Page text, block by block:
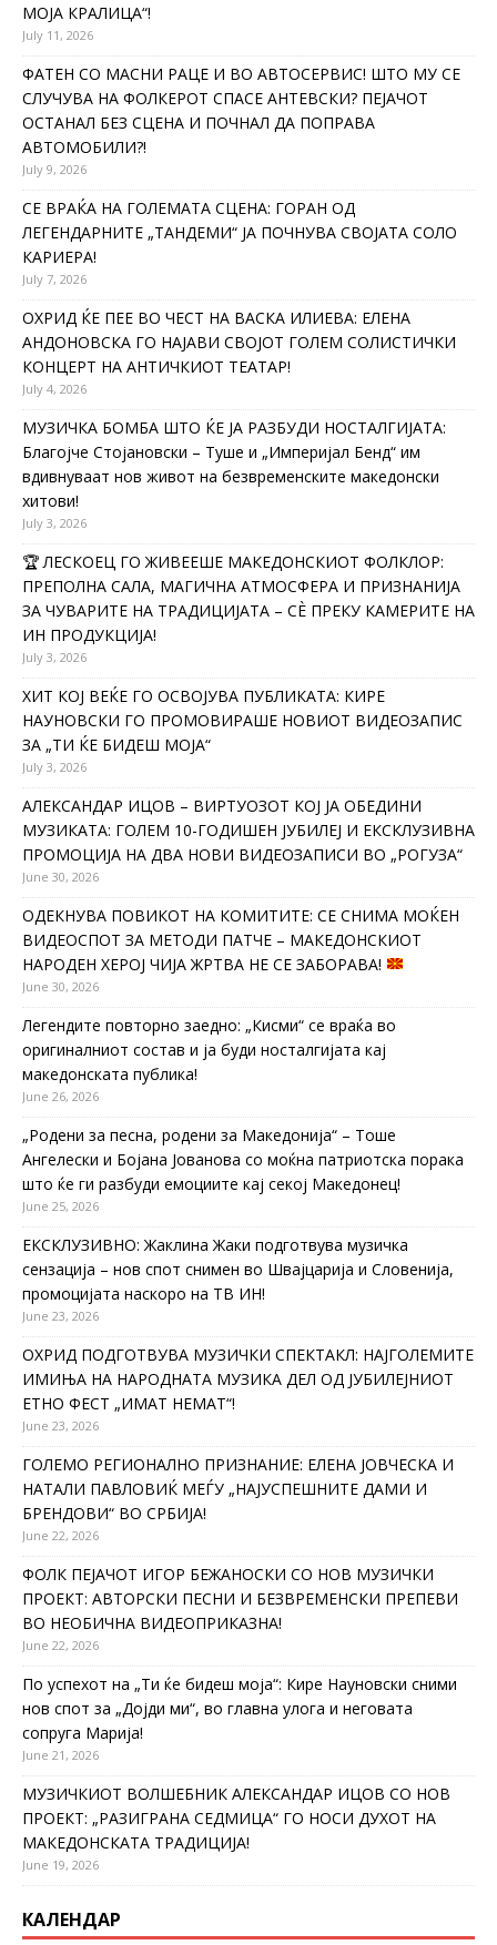
МОЈА КРАЛИЦА“!
July 11, 2026
ФАТЕН СО МАСНИ РАЦЕ И ВО АВТОСЕРВИС! ШТО МУ СЕ
СЛУЧУВА НА ФОЛКЕРОТ СПАСЕ АНТЕВСКИ? ПЕЈАЧОТ
ОСТАНАЛ БЕЗ СЦЕНА И ПОЧНАЛ ДА ПОПРАВА
АВТОМОБИЛИ?!
July 9, 2026
СЕ ВРАЌА НА ГОЛЕМАТА СЦЕНА: ГОРАН ОД
ЛЕГЕНДАРНИТЕ „ТАНДЕМИ“ ЈА ПОЧНУВА СВОЈАТА СОЛО
КАРИЕРА!
July 7, 2026
ОХРИД ЌЕ ПЕЕ ВО ЧЕСТ НА ВАСКА ИЛИЕВА: ЕЛЕНА
АНДОНОВСКА ГО НАЈАВИ СВОЈОТ ГОЛЕМ СОЛИСТИЧКИ
КОНЦЕРТ НА АНТИЧКИОТ ТЕАТАР!
July 4, 2026
МУЗИЧКА БОМБА ШТО ЌЕ ЈА РАЗБУДИ НОСТАЛГИЈАТА:
Благојче Стојановски – Туше и „Империјал Бенд“ им
вдивнуваат нов живот на безвременските македонски
хитови!
July 3, 2026
🏆 ЛЕСКОЕЦ ГО ЖИВЕЕШЕ МАКЕДОНСКИОТ ФОЛКЛОР:
ПРЕПОЛНА САЛА, МАГИЧНА АТМОСФЕРА И ПРИЗНАНИЈА
ЗА ЧУВАРИТЕ НА ТРАДИЦИЈАТА – СÈ ПРЕКУ КАМЕРИТЕ НА
ИН ПРОДУКЦИЈА!
July 3, 2026
ХИТ КОЈ ВЕЌЕ ГО ОСВОЈУВА ПУБЛИКАТА: КИРЕ
НАУНОВСКИ ГО ПРОМОВИРАШЕ НОВИОТ ВИДЕОЗАПИС
ЗА „ТИ ЌЕ БИДЕШ МОЈА“
July 3, 2026
АЛЕКСАНДАР ИЦОВ – ВИРТУОЗОТ КОЈ ЈА ОБЕДИНИ
МУЗИКАТА: ГОЛЕМ 10-ГОДИШЕН ЈУБИЛЕЈ И ЕКСКЛУЗИВНА
ПРОМОЦИЈА НА ДВА НОВИ ВИДЕОЗАПИСИ ВО „РОГУЗА“
June 30, 2026
ОДЕКНУВА ПОВИКОТ НА КОМИТИТЕ: СЕ СНИМА МОЌЕН
ВИДЕОСПОТ ЗА МЕТОДИ ПАТЧЕ – МАКЕДОНСКИОТ
НАРОДЕН ХЕРОЈ ЧИЈА ЖРТВА НЕ СЕ ЗАБОРАВА!
June 30, 2026
Легендите повторно заедно: „Кисми“ се враќа во
оригиналниот состав и ја буди носталгијата кај
македонската публика!
June 26, 2026
„Родени за песна, родени за Македонија“ – Тоше
Ангелески и Бојана Јованова со моќна патриотска порака
што ќе ги разбуди емоциите кај секој Македонец!
June 25, 2026
ЕКСКЛУЗИВНО: Жаклина Жаки подготвува музичка
сензација – нов спот снимен во Швајцарија и Словенија,
промоцијата наскоро на ТВ ИН!
June 23, 2026
ОХРИД ПОДГОТВУВА МУЗИЧКИ СПЕКТАКЛ: НАЈГОЛЕМИТЕ
ИМИЊА НА НАРОДНАТА МУЗИКА ДЕЛ ОД ЈУБИЛЕЈНИОТ
ЕТНО ФЕСТ „ИМАТ НЕМАТ“!
June 23, 2026
ГОЛЕМО РЕГИОНАЛНО ПРИЗНАНИЕ: ЕЛЕНА ЈОВЧЕСКА И
НАТАЛИ ПАВЛОВИЌ МЕЃУ „НАЈУСПЕШНИТЕ ДАМИ И
БРЕНДОВИ“ ВО СРБИЈА!
June 22, 2026
ФОЛК ПЕЈАЧОТ ИГОР БЕЖАНОСКИ СО НОВ МУЗИЧКИ
ПРОЕКТ: АВТОРСКИ ПЕСНИ И БЕЗВРЕМЕНСКИ ПРЕПЕВИ
ВО НЕОБИЧНА ВИДЕОПРИКАЗНА!
June 22, 2026
По успехот на „Ти ќе бидеш моја“: Кире Науновски сними
нов спот за „Дојди ми“, во главна улога и неговата
сопруга Марија!
June 21, 2026
МУЗИЧКИОТ ВОЛШЕБНИК АЛЕКСАНДАР ИЦОВ СО НОВ
ПРОЕКТ: „РАЗИГРАНА СЕДМИЦА“ ГО НОСИ ДУХОТ НА
МАКЕДОНСКАТА ТРАДИЦИЈА!
June 19, 2026
КАЛЕНДАР